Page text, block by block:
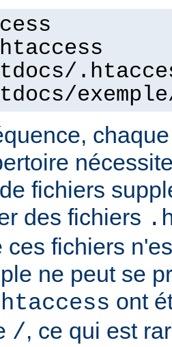
fichiers
des fichiers
ces fichiers
ne peut se
ont
/, ce qui est